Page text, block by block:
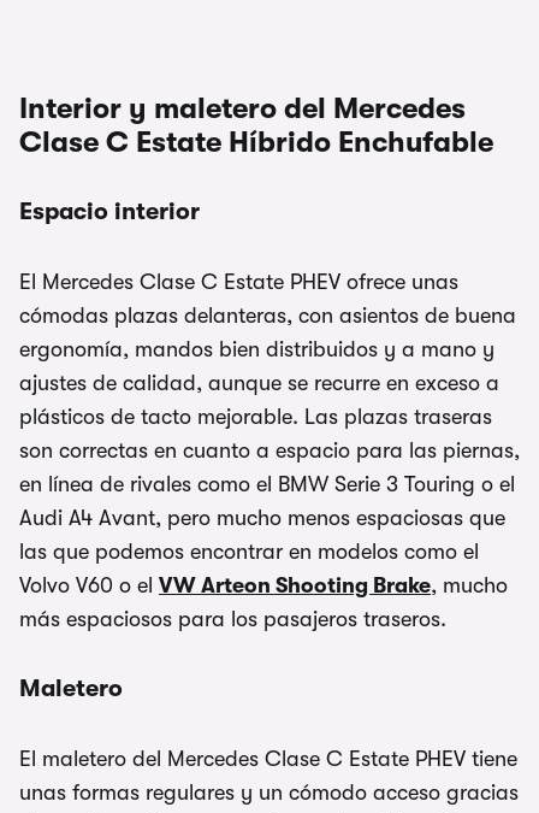
Interior y maletero del Mercedes
Clase C Estate Híbrido Enchufable
Espacio interior
El Mercedes Clase C Estate PHEV ofrece unas
cómodas plazas delanteras, con asientos de buena
ergonomía, mandos bien distribuidos y a mano y
ajustes de calidad, aunque se recurre en exceso a
plásticos de tacto mejorable. Las plazas traseras
son correctas en cuanto a espacio para las piernas,
en línea de rivales como el BMW Serie 3 Touring o el
Audi A4 Avant, pero mucho menos espaciosas que
las que podemos encontrar en modelos como el
Volvo V60 o el VW Arteon Shooting Brake, mucho
más espaciosos para los pasajeros traseros.
Maletero
El maletero del Mercedes Clase C Estate PHEV tiene
unas formas regulares y un cómodo acceso gracias